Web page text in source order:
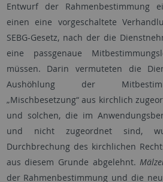
Entwurf der Rahmenbestimmung
einen eine vorgeschaltete
SEBG-Gesetz, nach der die
eine passgenaue
müssen. Darin vermuteten die
Aushöhlung der
„Mischbesetzung“ aus kirchlich
und solchen, die im
und nicht zugeordnet sind,
Durchbrechung des kirchlichen
aus diesem Grunde abgelehnt.
der Rahmenbestimmung und die